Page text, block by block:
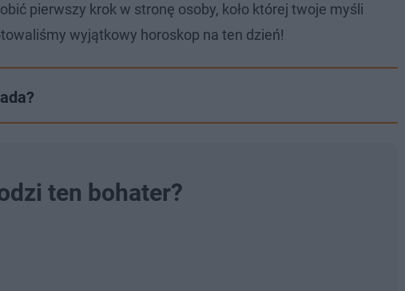
pierwszy krok w stronę osoby, koło której twoje myśli
wyjątkowy horoskop na ten dzień!
ten bohater?